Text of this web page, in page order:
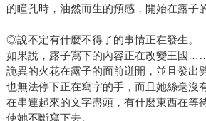
的瞳孔時，油然而生的預感，開始在露子
◎說不定有什麼不得了的事情正在發生。
如果說，露子寫下的內容正在改變王國
詭異的火花在露子的面前迸開，並且發出
也無法停下正在寫字的手，而且她絲毫沒
在串連起來的文字盡頭，有什麼東西在等
使她不斷寫下去。